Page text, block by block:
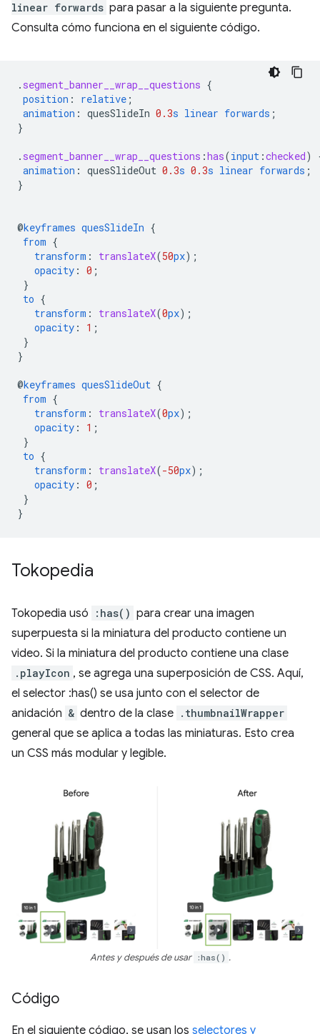
linear forwards para pasar a la siguiente pregunta.
Consulta cómo funciona en el siguiente código.
. segment_banner__wrap__questions {
position : relative ;
animation : quesSlideIn 0.3s linear forwards ;
}
. segment_banner__wrap__questions :has(input :checked)
animation : quesSlideOut 0.3s 0.3s linear forwards ;
}
@keyframes quesSlideIn {
from {
transform : translateX(50px);
opacity : 0 ;
}
to {
transform : translateX(0px);
opacity : 1 ;
}
}
@keyframes quesSlideOut {
from {
transform : translateX(0px);
opacity : 1 ;
}
to {
transform : translateX(-50px);
opacity : 0 ;
}
}
Tokopedia
Tokopedia usó :has() para crear una imagen
superpuesta si la miniatura del producto contiene un
video. Si la miniatura del producto contiene una clase
.playIcon , se agrega una superposición de CSS. Aquí,
el selector :has() se usa junto con el selector de
anidación & dentro de la clase .thumbnailWrapper
general que se aplica a todas las miniaturas. Esto crea
un CSS más modular y legible.
Antes y después de usar :has() .
Código
En el siguiente código, se usan los selectores y